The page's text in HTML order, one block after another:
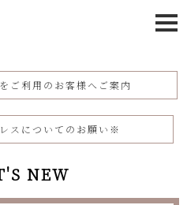
ご利用のお客様へご案内
スについてのお願い※
NEW